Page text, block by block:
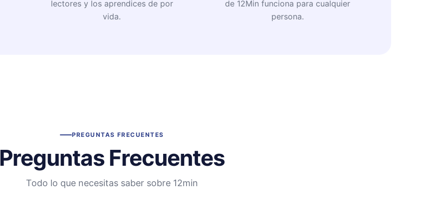
lectores y los aprendices de por
vida.
de 12Min funciona para cualquier
persona.
PREGUNTAS FRECUENTES
Preguntas Frecuentes
Todo lo que necesitas saber sobre 12min